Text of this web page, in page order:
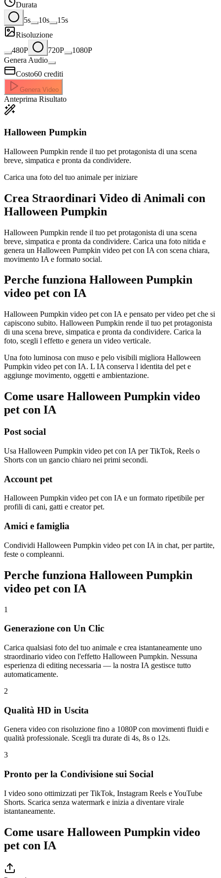
Durata
5s
10s
15s
Risoluzione
480P
720P
1080P
Genera Audio
Costo60 crediti
Genera Video
Anteprima Risultato
Halloween Pumpkin
Halloween Pumpkin rende il tuo pet protagonista di una scena
breve, simpatica e pronta da condividere.
Carica una foto del tuo animale per iniziare
Crea Straordinari Video di Animali con
Halloween Pumpkin
Halloween Pumpkin rende il tuo pet protagonista di una scena
breve, simpatica e pronta da condividere. Carica una foto nitida e
genera un Halloween Pumpkin video pet con IA con scena chiara,
movimento IA e formato social.
Perche funziona Halloween Pumpkin
video pet con IA
Halloween Pumpkin video pet con IA e pensato per video pet che si
capiscono subito. Halloween Pumpkin rende il tuo pet protagonista
di una scena breve, simpatica e pronta da condividere. Carica la
foto, scegli l effetto e genera un video verticale.
Una foto luminosa con muso e pelo visibili migliora Halloween
Pumpkin video pet con IA. L IA conserva l identita del pet e
aggiunge movimento, oggetti e ambientazione.
Come usare Halloween Pumpkin video
pet con IA
Post social
Usa Halloween Pumpkin video pet con IA per TikTok, Reels o
Shorts con un gancio chiaro nei primi secondi.
Account pet
Halloween Pumpkin video pet con IA e un formato ripetibile per
profili di cani, gatti e creator pet.
Amici e famiglia
Condividi Halloween Pumpkin video pet con IA in chat, per partite,
feste o compleanni.
Perche funziona Halloween Pumpkin
video pet con IA
1
Generazione con Un Clic
Carica qualsiasi foto del tuo animale e crea istantaneamente uno
straordinario video con l'effetto Halloween Pumpkin. Nessuna
esperienza di editing necessaria — la nostra IA gestisce tutto
automaticamente.
2
Qualità HD in Uscita
Genera video con risoluzione fino a 1080P con movimenti fluidi e
qualità professionale. Scegli tra durate di 4s, 8s o 12s.
3
Pronto per la Condivisione sui Social
I video sono ottimizzati per TikTok, Instagram Reels e YouTube
Shorts. Scarica senza watermark e inizia a diventare virale
istantaneamente.
Come usare Halloween Pumpkin video
pet con IA